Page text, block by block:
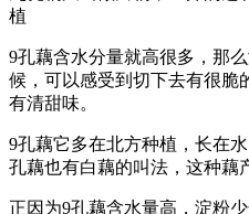
植
9孔藕含水分量就高很多，那
候，可以感受到切下去有很脆
有清甜味。
9孔藕它多在北方种植，长在
孔藕也有白藕的叫法，这种藕
正因为9孔藕含水量高，淀粉